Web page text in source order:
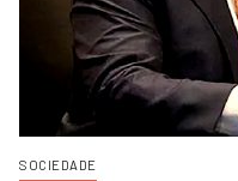
SOCIEDADE